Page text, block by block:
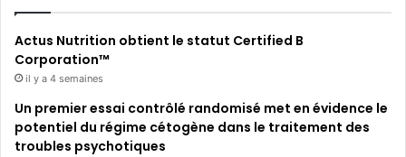
Actus Nutrition obtient le statut Certified B
Corporation™
il y a 4 semaines
Un premier essai contrôlé randomisé met en évidence le
potentiel du régime cétogène dans le traitement des
troubles psychotiques